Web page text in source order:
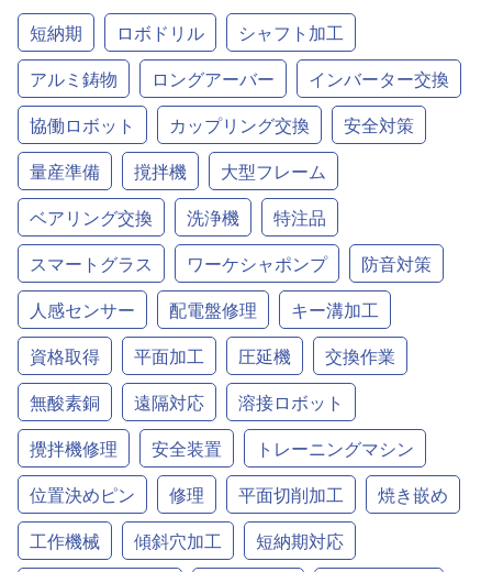
短納期 ロボドリル
シャフト加工
アルミ鋳物
ロングアーバー
インバーター交換
協働ロボット
カップリング交換
安全対策
量産準備
撹拌機
大型フレーム
ベアリング交換
洗浄機
特注品
スマートグラス
ワーケシャポンプ
防音対策
人感センサー
配電盤修理
キー溝加工
資格取得
平面加工 圧延機
交換作業
無酸素銅
遠隔対応
溶接ロボット
攪拌機修理
安全装置
トレーニングマシン
位置決めピン
修理 平面切削加工
焼き嵌め
工作機械
傾斜穴加工
短納期対応